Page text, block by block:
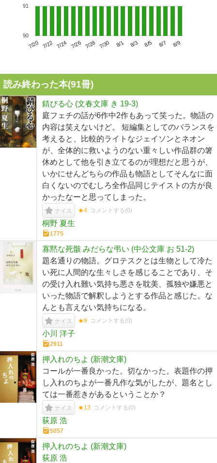
7/20 7/22 7/24 7/26 7/28 7/30 8/1 8/3 8/5 8/7 8/9
90
91
読み終わった本(91冊)
錆びる心 (文春文庫 き 19-3)
庭フェチの話が6作中2作もあって笑った。物語の
内容は笑えないけど。 短編集としてのバランスを
考えると、比較的ライトなジェイソンとネオン
が、全体的に救いようのない重々しい作品群の箸
休めとして他を引き立てるのが理想だと思うが、
いかにせんどちらの作品も物語としてそんなに面
白くないのでむしろ全作品同じテイストの方が良
かったなーと思ってしまった。
ナイス ★4 コメントする(0)
桐野 夏生
1775
寡黙な死骸 みだらな弔い (中公文庫 お 51-2)
題名通りの物語。グロテスクとは生物として冷た
い死に人間的な生々しさを感じることであり、そ
の受け入れ難い気持ち悪さを耽美、孤独や嫌悪と
いった物語で解釈しようとする作品と感じた。な
んとも言えない気持ちになる。
ナイス ★9 コメントする(0)
小川 洋子
2911
押入れのちよ (新潮文庫)
コールが一番良かった。切なかった。表題作の押
し入れのちよが一番凡作な気がしたが、題名とし
ては一番惹きがあるということか？
ナイス ★13 コメントする(0)
荻原 浩
5057
押入れのちよ (新潮文庫)
荻原 浩